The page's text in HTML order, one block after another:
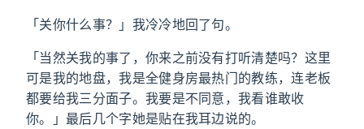
「关你什么事？」我冷冷地回了句。
「当然关我的事了，你来之前没有打听清楚吗？这里
可是我的地盘，我是全健身房最热门的教练，连老板
都要给我三分面子。我要是不同意，我看谁敢收
你。」最后几个字她是贴在我耳边说的。